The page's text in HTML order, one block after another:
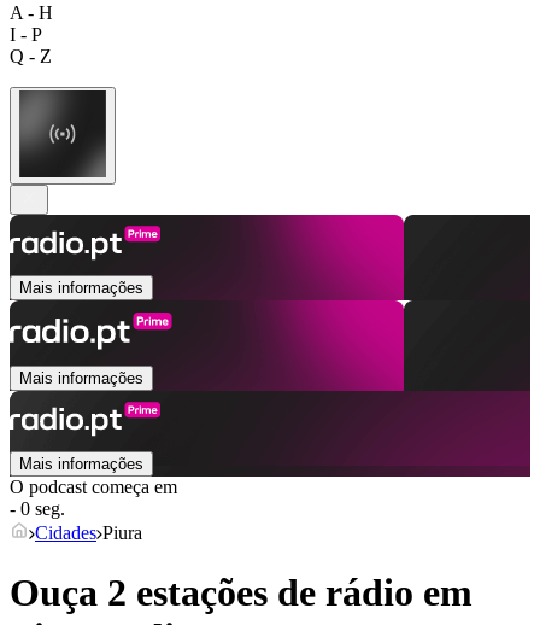
A - H
I - P
Q - Z
Mais informações
Mais informações
Mais informações
O podcast começa em
- 0 seg.
Cidades Piura
Ouça 2 estações de rádio em